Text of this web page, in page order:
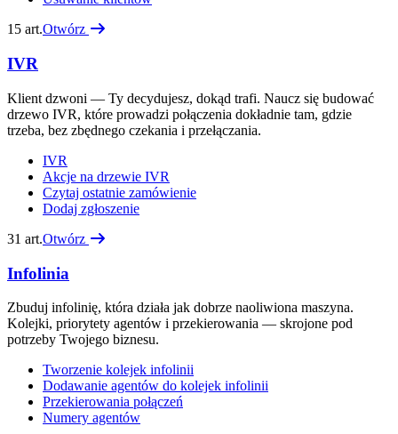
15 art.Otwórz
IVR
Klient dzwoni — Ty decydujesz, dokąd trafi. Naucz się budować
drzewo IVR, które prowadzi połączenia dokładnie tam, gdzie
trzeba, bez zbędnego czekania i przełączania.
IVR
Akcje na drzewie IVR
Czytaj ostatnie zamówienie
Dodaj zgłoszenie
31 art.Otwórz
Infolinia
Zbuduj infolinię, która działa jak dobrze naoliwiona maszyna.
Kolejki, priorytety agentów i przekierowania — skrojone pod
potrzeby Twojego biznesu.
Tworzenie kolejek infolinii
Dodawanie agentów do kolejek infolinii
Przekierowania połączeń
Numery agentów